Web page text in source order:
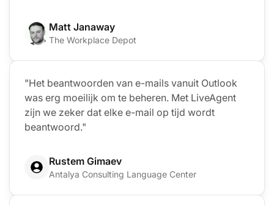
Matt Janaway
The Workplace Depot
"Het beantwoorden van e-mails vanuit Outlook
was erg moeilijk om te beheren. Met LiveAgent
zijn we zeker dat elke e-mail op tijd wordt
beantwoord."
Rustem Gimaev
Antalya Consulting Language Center